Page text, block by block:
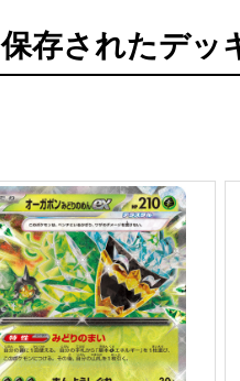
保存されたデッ